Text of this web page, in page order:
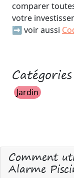
comparer
votre
➡️ voir aussi
Jardin
Comment
Alarme